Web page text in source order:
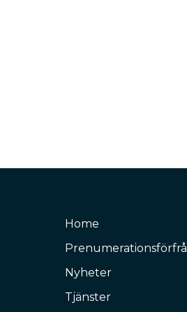
Home
Nyheter
Tjänster